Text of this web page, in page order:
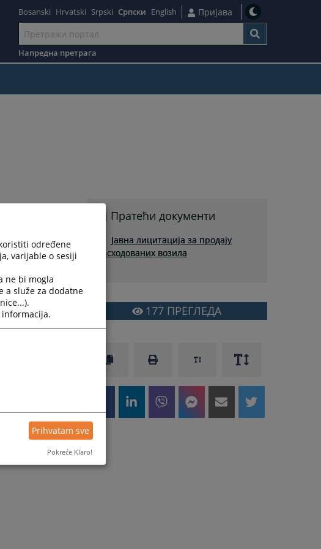
Bosanski Hrvatski Srpski Српски English Пријава
Напредна претрага
Пратећи документи
Јавна лицитација за продају
расходованих возила
177 ПРЕГЛЕДА
određene
varijable o sesiji
ne bi mogla
a služe za dodatne
Prihvatam sve
Pokreće Klaro!